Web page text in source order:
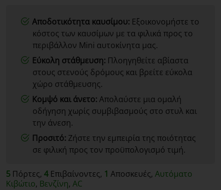
Αποδοτικότητα καυσίμου: Εξοικονομήστε το
κόστος των καυσίμων με τα φιλικά προς το
περιβάλλον Mini αυτοκίνητα μας.
Εύκολη στάθμευση: Πλοηγηθείτε αβίαστα
στους στενούς δρόμους και βρείτε εύκολα
χώρο στάθμευσης.
Κομψό και άνετο:Απολαύστε μια ομαλή
οδήγηση χωρίς συμβιβασμούς στο στυλ και
την άνεση.
Προσιτό: Ζήστε την εμπειρία της ποιότητας
σε φιλική προς τον προϋπολογισμό τιμή.
5 Πόρτες, 4Επιβαίνοντες, 1 Αποσκευές, Αυτόματο
Κιβώτιο, Βενζίνη, AC